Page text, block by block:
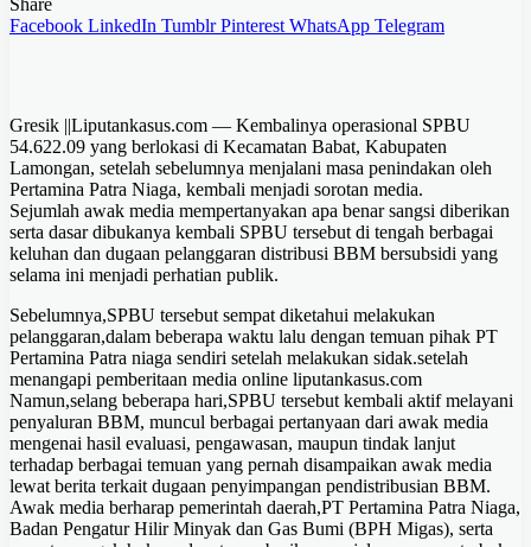
Share
Facebook LinkedIn Tumblr Pinterest WhatsApp Telegram
Gresik ||Liputankasus.com — Kembalinya operasional SPBU
54.622.09 yang berlokasi di Kecamatan Babat, Kabupaten
Lamongan, setelah sebelumnya menjalani masa penindakan oleh
Pertamina Patra Niaga, kembali menjadi sorotan media.
Sejumlah awak media mempertanyakan apa benar sangsi diberikan
serta dasar dibukanya kembali SPBU tersebut di tengah berbagai
keluhan dan dugaan pelanggaran distribusi BBM bersubsidi yang
selama ini menjadi perhatian publik.
Sebelumnya,SPBU tersebut sempat diketahui melakukan
pelanggaran,dalam beberapa waktu lalu dengan temuan pihak PT
Pertamina Patra niaga sendiri setelah melakukan sidak.setelah
menangapi pemberitaan media online liputankasus.com
Namun,selang beberapa hari,SPBU tersebut kembali aktif melayani
penyaluran BBM, muncul berbagai pertanyaan dari awak media
mengenai hasil evaluasi, pengawasan, maupun tindak lanjut
terhadap berbagai temuan yang pernah disampaikan awak media
lewat berita terkait dugaan penyimpangan pendistribusian BBM.
Awak media berharap pemerintah daerah,PT Pertamina Patra Niaga,
Badan Pengatur Hilir Minyak dan Gas Bumi (BPH Migas), serta